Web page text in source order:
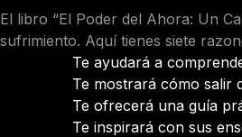
El libro “El Poder del Ahora: Un
sufrimiento. Aquí tienes siete
Te ayudará a
Te mostrará cómo salir
Te ofrecerá una guía
Te inspirará con sus